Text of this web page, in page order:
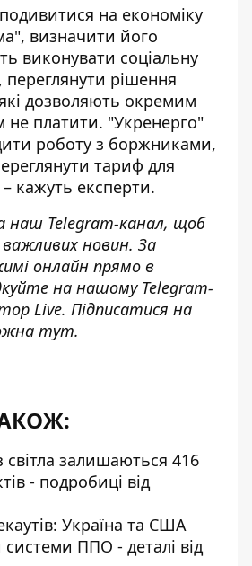
на економіку
визначити його
виконувати соціальну
переглянути рішення
дозволяють окремим
не платити. "Укренерго"
роботу з боржниками,
тариф для
кажуть експерти.
наш Telegram-канал, щоб
новин. За
онлайн прямо в
на нашому Telegram-
Live. Підписатися на
тут.
світла залишаються 416
- подробиці від
Україна та США
ППО - деталі від